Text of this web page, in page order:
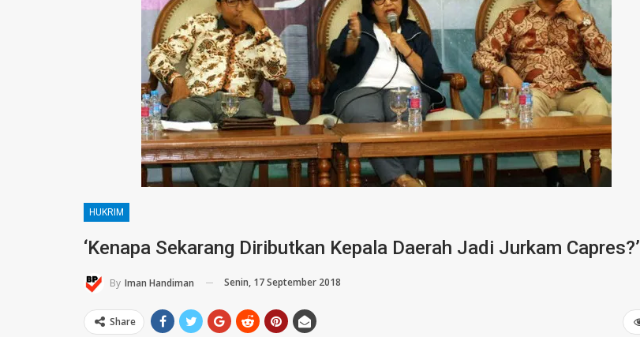
HUKRIM
‘Kenapa Sekarang Diributkan Kepala Daerah Jadi Jurkam Capres?’
By Iman Handiman Senin, 17 September 2018
Share